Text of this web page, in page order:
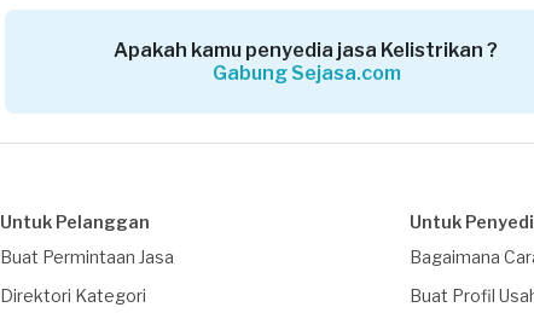
Apakah kamu penyedia jasa Kelistrikan ?
Gabung Sejasa.com
Untuk Pelanggan
Buat Permintaan Jasa
Direktori Kategori
Untuk
Bagaimana
Buat Profil